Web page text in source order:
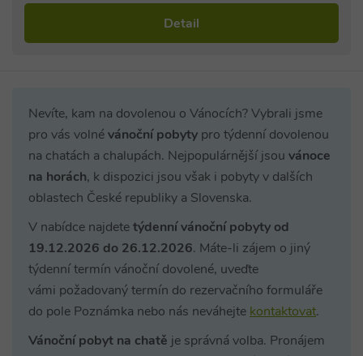
Detail
Nevíte, kam na dovolenou o Vánocích? Vybrali jsme
pro vás volné vánoční pobyty pro týdenní dovolenou
na chatách a chalupách. Nejpopulárnější jsou vánoce
na horách, k dispozici jsou však i pobyty v dalších
oblastech České republiky a Slovenska.
V nabídce najdete týdenní vánoční pobyty od
19.12.2026 do 26.12.2026. Máte-li zájem o jiný
týdenní termín vánoční dovolené, uveďte
vámi požadovaný termín do rezervačního formuláře
do pole Poznámka nebo nás neváhejte kontaktovat.
Vánoční pobyt na chatě je správná volba. Pronájem